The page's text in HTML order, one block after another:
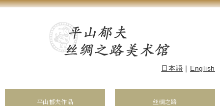
日本語 ｜ English
平山郁夫作品 丝绸之路